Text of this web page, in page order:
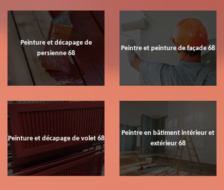
Peinture et décapage de
persienne 68
Peintre et peinture de façade 68
Peinture et décapage de volet 68
Peintre en bâtiment intérieur et
extérieur 68